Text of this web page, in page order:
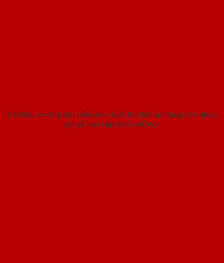
Cô hiệu trưởng lớp mầm non tuổi thơ khi sử dụng cửa nhựa
giả gỗ cao cấp SaiGonDoor